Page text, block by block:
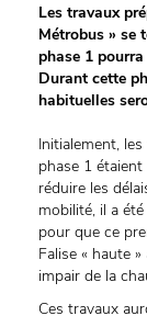
Les travaux
Métrobus » se
phase 1
Durant cette
habituelles
Initialement,
phase 1
réduire les
mobilité, il a
pour que ce
Falise « haute
impair de la
Ces travaux